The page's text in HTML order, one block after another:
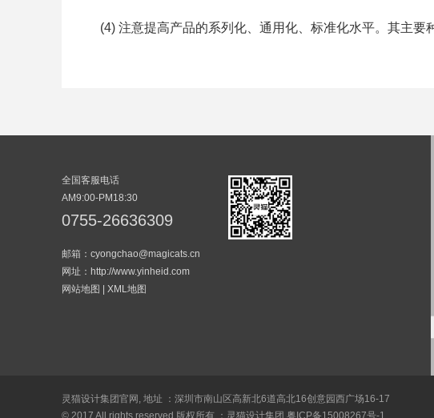
(4) 注意提高产品的系列化、通用化、标准化水平。其主
全国客服电话
AM9:00-PM18:30
0755-26636309
邮箱：cyongchao@magicats.cn
网址：http://www.yinheid.com
网站地图
|XML地图
灵猫设计集团官网, 地址 ：深圳市南山区高新北6道高北16创意园西广场16-17